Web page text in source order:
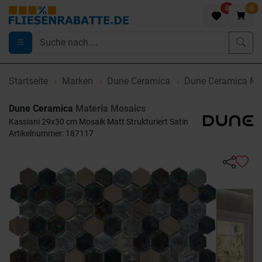
0 0
Startseite Marken Dune Ceramica Dune Ceramica
Dune Ceramica Materia Mosaics
Kassiani 29x30 cm Mosaik Matt Strukturiert Satin
Artikelnummer: 187117